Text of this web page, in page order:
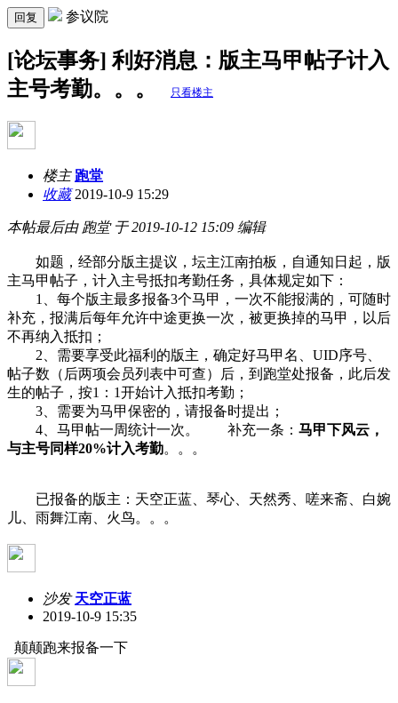
回复 参议院
[论坛事务] 利好消息：版主马甲帖子计入
主号考勤。。。
只看楼主
楼主 跑堂
收藏2019-10-9 15:29
本帖最后由 跑堂 于 2019-10-12 15:09 编辑
如题，经部分版主提议，坛主江南拍板，自通知日起，版
主马甲帖子，计入主号抵扣考勤任务，具体规定如下：
1、每个版主最多报备3个马甲，一次不能报满的，可随时
补充，报满后每年允许中途更换一次，被更换掉的马甲，以后
不再纳入抵扣；
2、需要享受此福利的版主，确定好马甲名、UID序号、
帖子数（后两项会员列表中可查）后，到跑堂处报备，此后发
生的帖子，按1：1开始计入抵扣考勤；
3、需要为马甲保密的，请报备时提出；
4、马甲帖一周统计一次。
补充一条： 马甲下风云，
与主号同样20%计入考勤。。。
已报备的版主：天空正蓝、琴心、天然秀、嗟来斋、白婉
儿、雨舞江南、火鸟。。。
沙发 天空正蓝
2019-10-9 15:35
颠颠跑来报备一下